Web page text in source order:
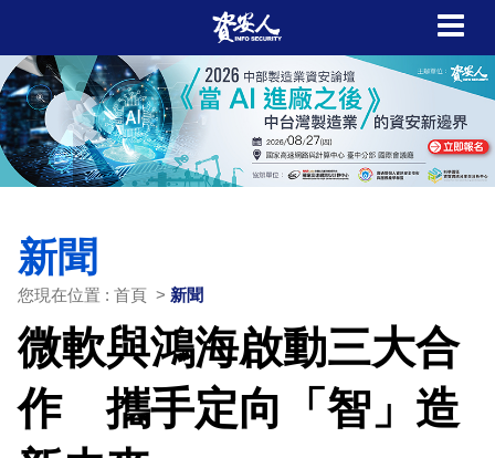
新聞
您現在位置 : 首頁 > 新聞
微軟與鴻海啟動三大合
作 攜手定向「智」造